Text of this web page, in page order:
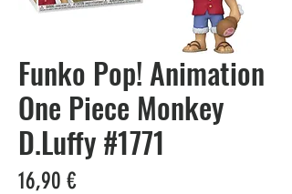
Funko Pop! Animation
One Piece Monkey
D.Luffy #1771
16,90 €Prezzo